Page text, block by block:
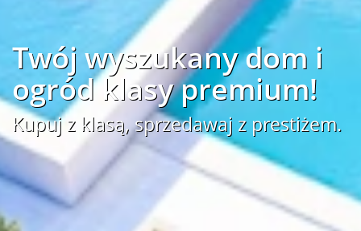
Twój wyszukany dom i
ogród klasy premium!
Kupuj z klasą, sprzedawaj z prestiżem.